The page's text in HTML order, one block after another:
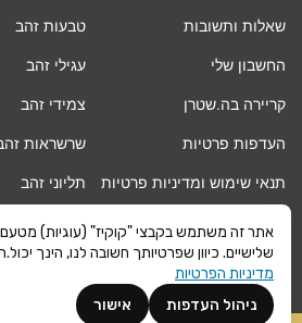
שאלות ותשובות
החשבון שלי
קריירה בה.שטרן
העדפות פרטיות
תנאי שימוש ומדיניות פרטיות
החלפה/החזרה/ביטול עסקה
אחריות
משלוחים
טבעות זהב
עגילי זהב
צמידי זהב
שרשראות
תליוני זהב
גיפט קארד
מגזין
Vogue
אתר זה משתמש בקבצי "קוקיז" (עוגיות)
שלישיים. כיוון שפרטיותך חשובה לנו, הינך
מדיניות הפרטיות
אישור
ניהול העדפות